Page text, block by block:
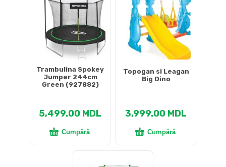
Trambulina Spokey
Jumper 244cm
Green (927882)
5,499.00 MDL
Cumpără
Topogan si Leagan
Big Dino
3,999.00 MDL
Cumpără